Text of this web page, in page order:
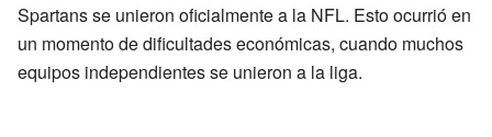
Spartans se unieron oficialmente a la NFL. Esto ocurrió en
un momento de dificultades económicas, cuando muchos
equipos independientes se unieron a la liga.